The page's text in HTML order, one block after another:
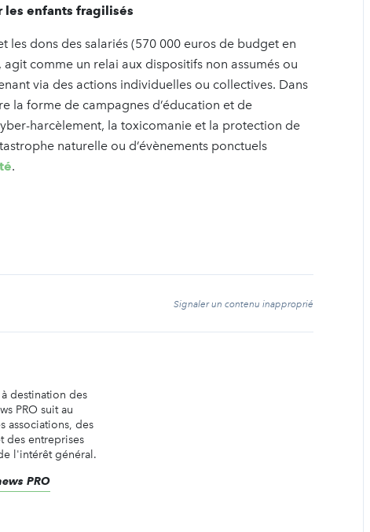
enfants fragilisés
les dons des salariés (570 000 euros de budget en
comme un relai aux dispositifs non assumés ou
via des actions individuelles ou collectives. Dans
la forme de campagnes d’éducation et de
harcèlement, la toxicomanie et la protection de
naturelle ou d’évènements ponctuels
.
Signaler un contenu inapproprié
destination des
PRO suit au
associations, des
des entreprises
l'intérêt général.
PRO